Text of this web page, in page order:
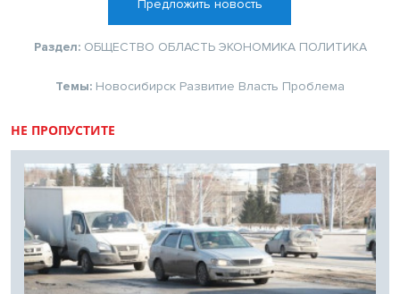
Предложить новость
Раздел: ОБЩЕСТВО ОБЛАСТЬ ЭКОНОМИКА ПОЛИТИКА
Темы: Новосибирск Развитие Власть Проблема
НЕ ПРОПУСТИТЕ